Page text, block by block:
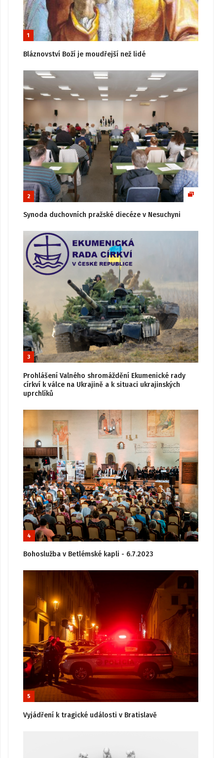
1
Bláznovství Boží je moudřejší než lidé
2
Synoda duchovních pražské diecéze v Nesuchyni
3
Prohlášení Valného shromáždění Ekumenické rady
církví k válce na Ukrajině a k situaci ukrajinských
uprchlíků
4
Bohoslužba v Betlémské kapli - 6.7.2023
5
Vyjádření k tragické události v Bratislavě